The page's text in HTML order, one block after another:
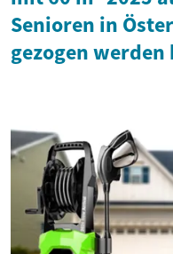
Senioren in
gezogen werden